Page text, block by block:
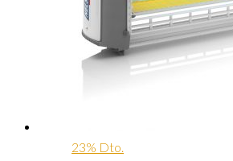
23% Dto.